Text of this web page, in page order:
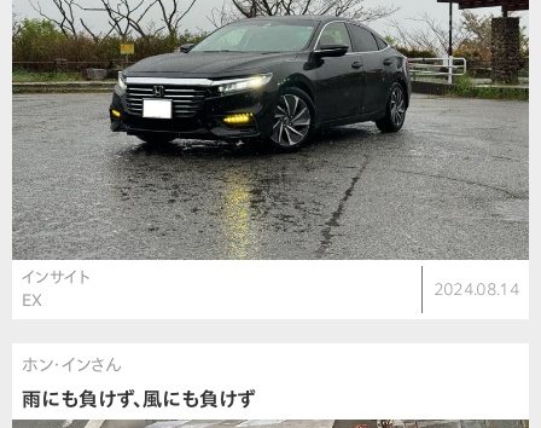
インサイト
EX
2024.08.14
ホン・インさん
雨にも負けず、風にも負けず